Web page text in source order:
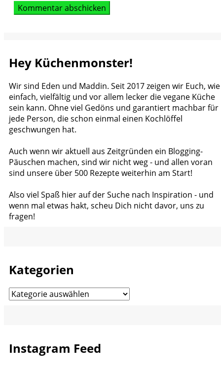
Hey Küchenmonster!
Wir sind Eden und Maddin. Seit 2017 zeigen wir Euch, wie
einfach, vielfältig und vor allem lecker die vegane Küche
sein kann. Ohne viel Gedöns und garantiert machbar für
jede Person, die schon einmal einen Kochlöffel
geschwungen hat.
Auch wenn wir aktuell aus Zeitgründen ein Blogging-
Päuschen machen, sind wir nicht weg - und allen voran
sind unsere über 500 Rezepte weiterhin am Start!
Also viel Spaß hier auf der Suche nach Inspiration - und
wenn mal etwas hakt, scheu Dich nicht davor, uns zu
fragen!
Kategorien
Kategorien
Instagram Feed